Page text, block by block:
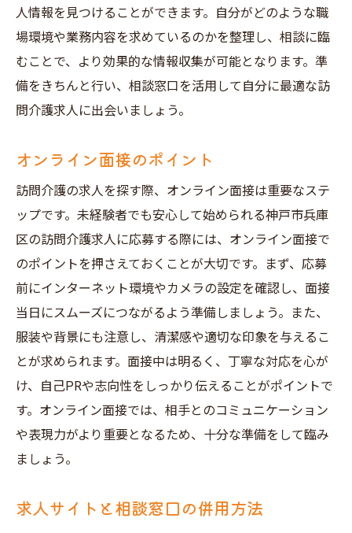
人情報を見つけることができます。自分がどのような職
場環境や業務内容を求めているのかを整理し、相談に臨
むことで、より効果的な情報収集が可能となります。準
備をきちんと行い、相談窓口を活用して自分に最適な訪
問介護求人に出会いましょう。
オンライン面接のポイント
訪問介護の求人を探す際、オンライン面接は重要なステ
ップです。未経験者でも安心して始められる神戸市兵庫
区の訪問介護求人に応募する際には、オンライン面接で
のポイントを押さえておくことが大切です。まず、応募
前にインターネット環境やカメラの設定を確認し、面接
当日にスムーズにつながるよう準備しましょう。また、
服装や背景にも注意し、清潔感や適切な印象を与えるこ
とが求められます。面接中は明るく、丁寧な対応を心が
け、自己PRや志向性をしっかり伝えることがポイントで
す。オンライン面接では、相手とのコミュニケーション
や表現力がより重要となるため、十分な準備をして臨み
ましょう。
求人サイトと相談窓口の併用方法